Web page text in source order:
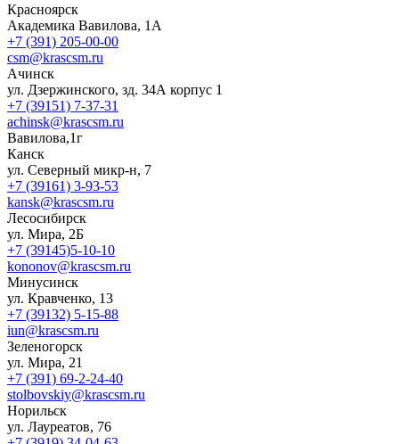
Красноярск
Академика Вавилова, 1А
+7 (391) 205-00-00
csm@krascsm.ru
Ачинск
ул. Дзержинского, зд. 34А корпус 1
+7 (39151) 7-37-31
achinsk@krascsm.ru
Вавилова,1г
Канск
ул. Северный микр-н, 7
+7 (39161) 3-93-53
kansk@krascsm.ru
Лесосибирск
ул. Мира, 2Б
+7 (39145)5-10-10
kononov@krascsm.ru
Минусинск
ул. Кравченко, 13
+7 (39132) 5-15-88
iun@krascsm.ru
Зеленогорск
ул. Мира, 21
+7 (391) 69-2-24-40
stolbovskiy@krascsm.ru
Норильск
ул. Лауреатов, 76